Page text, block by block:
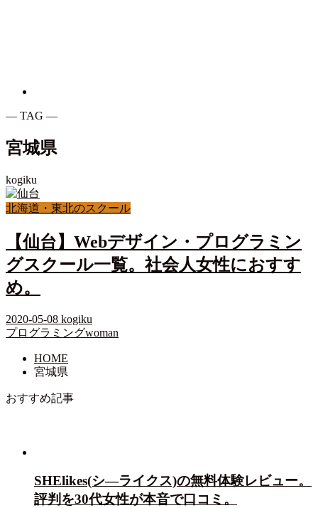
― TAG ―
宮城県
kogiku
北海道・東北のスクール
【仙台】Webデザイン・プログラミン
グスクール一覧。社会人女性におすす
め。
2020-05-08 kogiku
プログラミングwoman
HOME
宮城県
おすすめ記事
SHElikes(シ―ライクス)の無料体験レビュー。
評判を30代女性が本音で口コミ。